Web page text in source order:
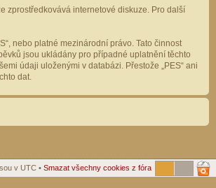
zprostředkovává internetové diskuze. Pro další
nebo platné mezinárodní právo. Tato činnost
jsou ukládány pro případné uplatnění těchto
údaji uloženými v databázi. Přestože „PES“ ani
dat.
v UTC • Smazat všechny cookies z fóra